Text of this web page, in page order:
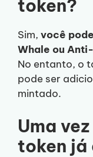
token?
Sim, você
Whale ou
No entanto, o
pode ser
mintado.
Uma
token já